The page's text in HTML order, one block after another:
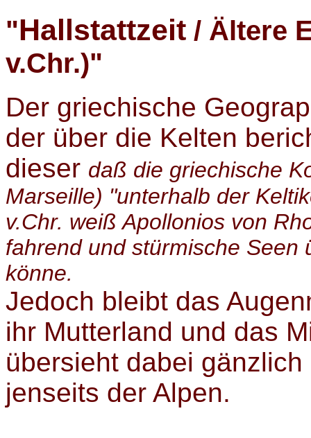
"Hallstattzeit / Ältere
v.Chr.)"
Der griechische
der über die Kelten
dieser daß die griechische
Marseille) "unterhalb der
v.Chr. weiß Apollonios von
fahrend und stürmische Seen
könne.
Jedoch bleibt das
ihr Mutterland und das
übersieht dabei
jenseits der Alpen.